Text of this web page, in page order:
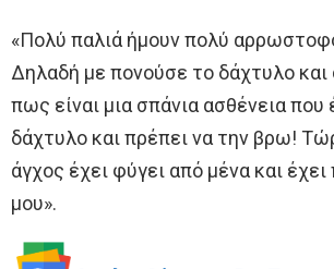
«Πολύ παλιά ήμουν πολύ
Δηλαδή με πονούσε το δάχτυλο
πως είναι μια σπάνια ασθένεια
δάχτυλο και πρέπει να την βρω!
άγχος έχει φύγει από μένα και έχει
μου».